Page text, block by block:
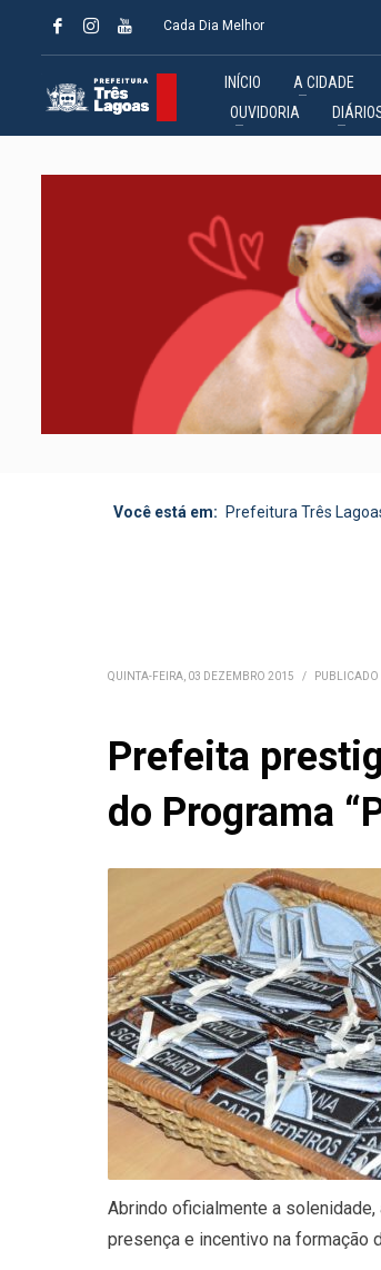
Cada Dia Melhor
INÍCIO A CIDADE
OUVIDORIA
Você está em: Prefeitura Três
QUINTA-FEIRA, 03 DEZEMBRO 2015 / PUBLICADO
Prefeita
do Programa
Abrindo oficialmente a
presença e incentivo na formação